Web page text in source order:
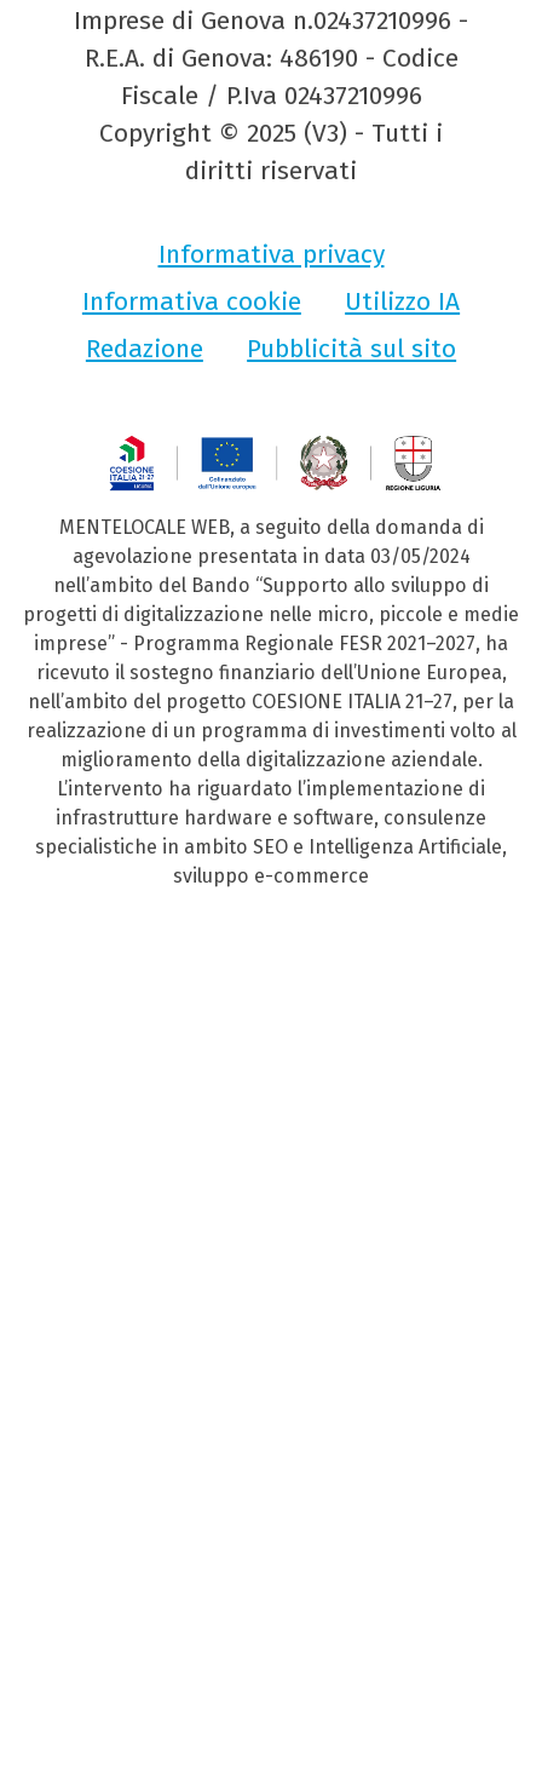
Imprese di Genova n.02437210996 -
R.E.A. di Genova: 486190 - Codice
Fiscale / P.Iva 02437210996
Copyright © 2025 (V3) - Tutti i
diritti riservati
Informativa privacy
Informativa cookie
Utilizzo IA
Redazione
Pubblicità sul sito
MENTELOCALE WEB, a seguito della domanda di
agevolazione presentata in data 03/05/2024
nell’ambito del Bando “Supporto allo sviluppo di
progetti di digitalizzazione nelle micro, piccole e medie
imprese” - Programma Regionale FESR 2021–2027, ha
ricevuto il sostegno finanziario dell’Unione Europea,
nell’ambito del progetto COESIONE ITALIA 21–27, per la
realizzazione di un programma di investimenti volto al
miglioramento della digitalizzazione aziendale.
L’intervento ha riguardato l’implementazione di
infrastrutture hardware e software, consulenze
specialistiche in ambito SEO e Intelligenza Artificiale,
sviluppo e-commerce